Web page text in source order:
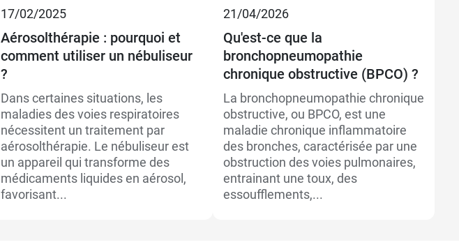
17/02/2025
Aérosolthérapie : pourquoi et
comment utiliser un nébuliseur
?
Dans certaines situations, les
maladies des voies respiratoires
nécessitent un traitement par
aérosolthérapie. Le nébuliseur est
un appareil qui transforme des
médicaments liquides en aérosol,
favorisant...
21/04/2026
Qu'est-ce que la
bronchopneumopathie
chronique obstructive (BPCO) ?
La bronchopneumopathie chronique
obstructive, ou BPCO, est une
maladie chronique inflammatoire
des bronches, caractérisée par une
obstruction des voies pulmonaires,
entrainant une toux, des
essoufflements,...